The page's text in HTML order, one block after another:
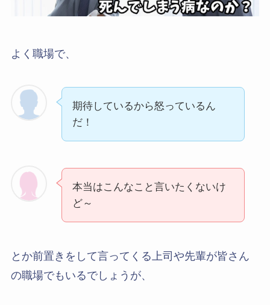
よく職場で、
期待しているから怒っているん
だ！
本当はこんなこと言いたくないけ
ど～
とか前置きをして言ってくる上司や先輩が皆さん
の職場でもいるでしょうが、